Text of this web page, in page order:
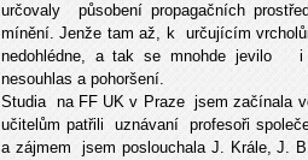
určovaly působení propagačních
mínění. Jenže tam až, k určujícím
nedohlédne, a tak se mnohde jevilo
nesouhlas a pohoršení.
Studia na FF UK v Praze jsem začínala
učitelům patřili uznávaní profesoři
a zájmem jsem poslouchala J. Krále, J.